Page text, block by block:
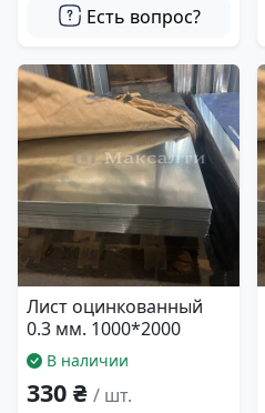
Есть вопрос?
Лист оцинкованный
0.3 мм. 1000*2000
В наличии
330 ₴ / шт.